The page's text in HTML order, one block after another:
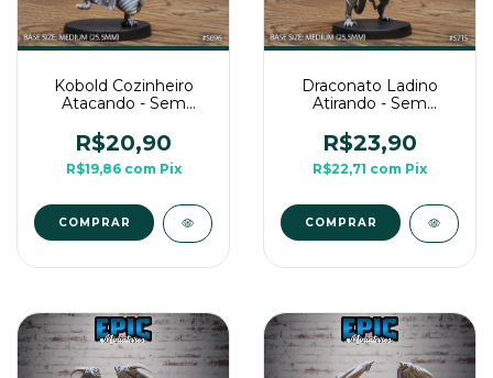
Kobold Cozinheiro
Atacando - Sem
Média Para RPG de
Mesa
R$20,90
R$19,86 com Pix
COMPRAR
Draconato Ladino
Atirando - Sem
Média Para RPG de
Mesa
R$23,90
R$22,71 com Pix
COMPRAR